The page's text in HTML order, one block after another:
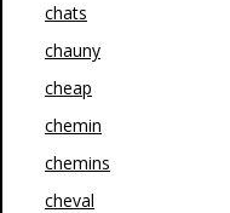
chats
chauny
cheap
chemin
chemins
cheval